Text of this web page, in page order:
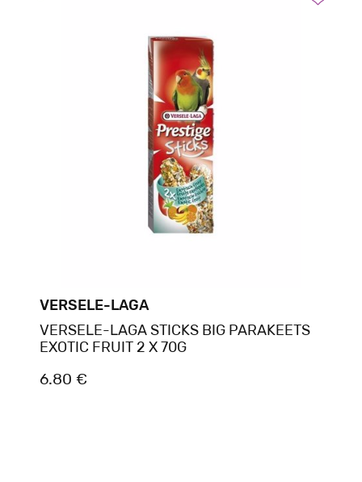
VERSELE-LAGA
VERSELE-LAGA STICKS BIG PARAKEETS
EXOTIC FRUIT 2 X 70G
6.80 €